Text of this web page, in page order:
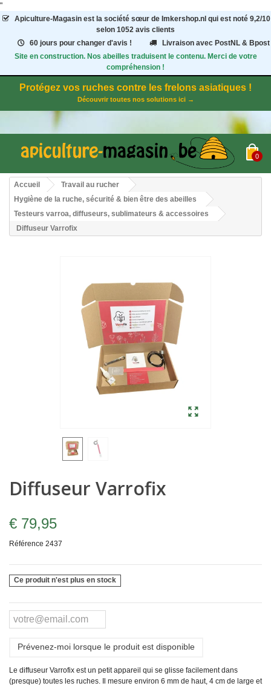
"
Apiculture-Magasinest la société sœur de Imkershop.nl qui est noté 9,2/10
selon 1052 avis clients
60 jours pour changer d'avis !
Livraison avec PostNL & Bpost
Site en construction. Nos abeilles traduisent le contenu. Merci de votre
compréhension !
Protégez vos ruches contre les frelons asiatiques !
Découvrir toutes nos solutions ici →
0
Accueil
Travail au rucher
Hygiène de la ruche, sécurité & bien être des abeilles
Testeurs varroa, diffuseurs, sublimateurs & accessoires
Diffuseur Varrofix
Diffuseur Varrofix
€ 79,95
Référence 2437
Ce produit n'est plus en stock
Prévenez-moi lorsque le produit est disponible
Le diffuseur Varrofix est un petit appareil qui se glisse facilement dans
(presque) toutes les ruches. Il mesure environ 6 mm de haut, 4 cm de large et